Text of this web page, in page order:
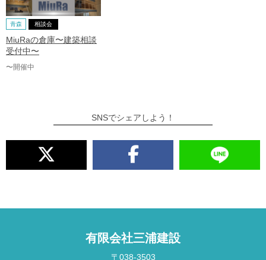
青森 相談会
MiuRaの倉庫〜建築相談
受付中〜
〜開催中
SNSでシェアしよう！
有限会社三浦建設
〒038-3503